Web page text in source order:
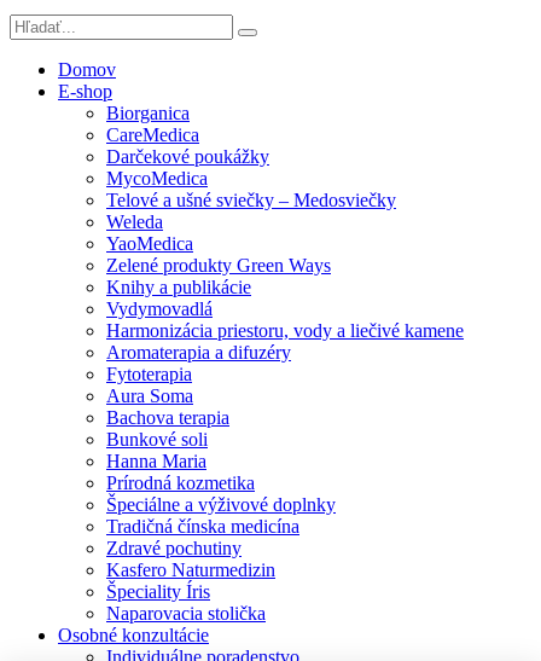
Domov
E-shop
Biorganica
CareMedica
Darčekové poukážky
MycoMedica
Telové a ušné sviečky – Medosviečky
Weleda
YaoMedica
Zelené produkty Green Ways
Knihy a publikácie
Vydymovadlá
Harmonizácia priestoru, vody a liečivé kamene
Aromaterapia a difuzéry
Fytoterapia
Aura Soma
Bachova terapia
Bunkové soli
Hanna Maria
Prírodná kozmetika
Špeciálne a výživové doplnky
Tradičná čínska medicína
Zdravé pochutiny
Kasfero Naturmedizin
Špeciality Íris
Naparovacia stolička
Osobné konzultácie
Individuálne poradenstvo